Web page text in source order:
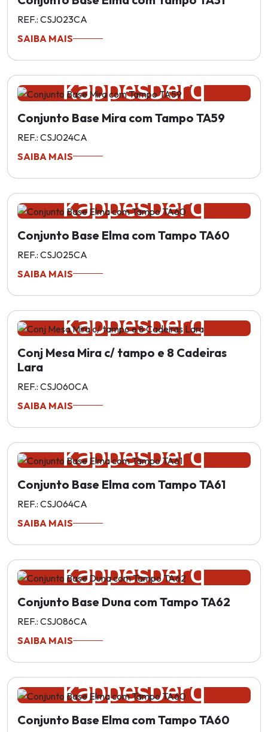
REF.: CSJ023CA
SAIBA MAIS
Conjunto Base Mira com Tampo TA59
REF.: CSJ024CA
SAIBA MAIS
Conjunto Base Elma com Tampo TA60
REF.: CSJ025CA
SAIBA MAIS
Conj Mesa Mira c/ tampo e 8 Cadeiras
Lara
REF.: CSJ060CA
SAIBA MAIS
Conjunto Base Elma com Tampo TA61
REF.: CSJ064CA
SAIBA MAIS
Conjunto Base Duna com Tampo TA62
REF.: CSJ086CA
SAIBA MAIS
Conjunto Base Elma com Tampo TA60